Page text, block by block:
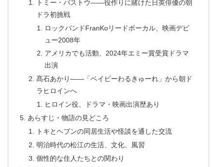
トミー・バストウ——役作りに賭けた日英俳優の朝
ドラ初挑戦
ロックバンドFranKoリードボーカル、映画デビ
ュー2008年
アメリカでも活動、2024年エミー賞受賞ドラマ
出演
髙石あかり——「ベイビーわるきゅーれ」から朝ド
ラヒロインへ
ヒロイン役、ドラマ・映画出演歴あり
あらすじ・物語の見どころ
トキとヘブンの同居生活や怪談を通した交流
明治時代の松江の生活、文化、風習
個性的な住人たちとの関わり